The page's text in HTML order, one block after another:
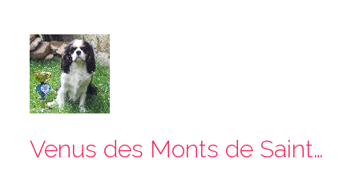
Venus des Monts de Saint Sever